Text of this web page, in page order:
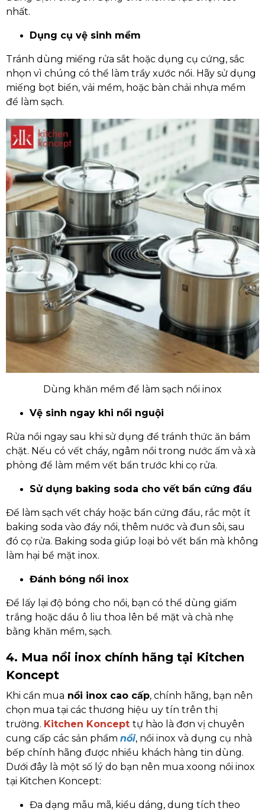
nhất.
Dụng cụ vệ sinh mềm
Tránh dùng miếng rửa sắt hoặc dụng cụ cứng, sắc
nhọn vì chúng có thể làm trầy xước nồi. Hãy sử dụng
miếng bọt biển, vải mềm, hoặc bàn chải nhựa mềm
để làm sạch.
Dùng khăn mềm để làm sạch nồi inox
Vệ sinh ngay khi nồi nguội
Rửa nồi ngay sau khi sử dụng để tránh thức ăn bám
chặt. Nếu có vết cháy, ngâm nồi trong nước ấm và xà
phòng để làm mềm vết bẩn trước khi cọ rửa.
Sử dụng baking soda cho vết bẩn cứng đầu
Để làm sạch vết cháy hoặc bẩn cứng đầu, rắc một ít
baking soda vào đáy nồi, thêm nước và đun sôi, sau
đó cọ rửa. Baking soda giúp loại bỏ vết bẩn mà không
làm hại bề mặt inox.
Đánh bóng nồi inox
Để lấy lại độ bóng cho nồi, bạn có thể dùng giấm
trắng hoặc dầu ô liu thoa lên bề mặt và chà nhẹ
bằng khăn mềm, sạch.
4. Mua nồi inox chính hãng tại Kitchen
Koncept
Khi cần mua nồi inox cao cấp, chính hãng, bạn nên
chọn mua tại các thương hiệu uy tín trên thị
trường. Kitchen Koncept tự hào là đơn vị chuyên
cung cấp các sản phẩm nồi, nồi inox và dụng cụ nhà
bếp chính hãng được nhiều khách hàng tin dùng.
Dưới đây là một số lý do bạn nên mua xoong nồi inox
tại Kitchen Koncept:
Đa dạng mẫu mã, kiểu dáng, dung tích theo